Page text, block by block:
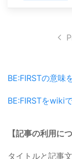
BE:FIRSTの意味
BE:FIRSTをwiki
【記事の利用に
タイトルと記事